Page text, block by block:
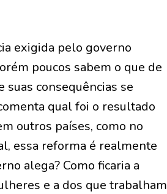
exigida pelo governo
poucos sabem o que de
consequências se
qual foi o resultado
outros países, como no
essa reforma é realmente
alega? Como ficaria a
e a dos que trabalham